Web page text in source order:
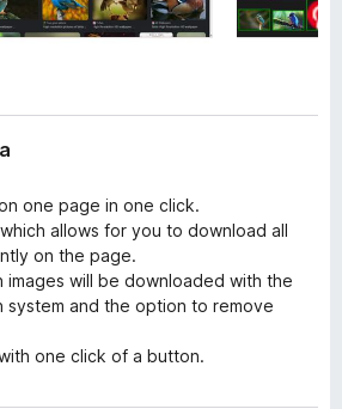
one page in one click.
allows for you to download all
on the page.
images will be downloaded with the
and the option to remove
one click of a button.